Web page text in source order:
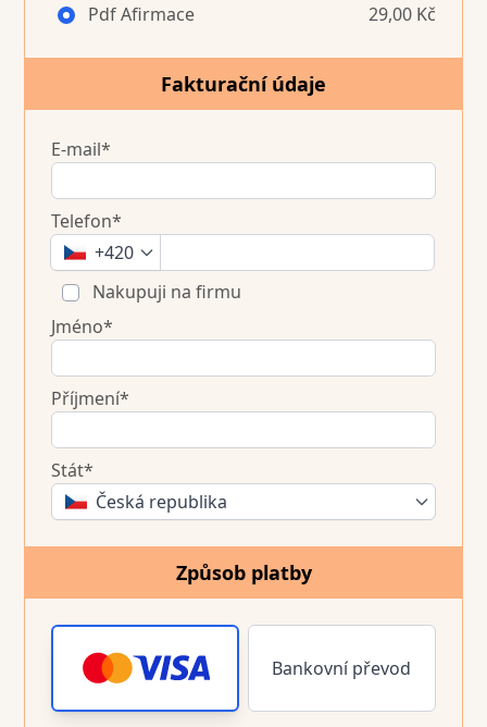
Pdf Afirmace 29,00 Kč
Fakturační údaje
E-mail*
Telefon*
+420
Nakupuji na firmu
Jméno*
Příjmení*
Stát*
Česká republika
Způsob platby
Bankovní převod